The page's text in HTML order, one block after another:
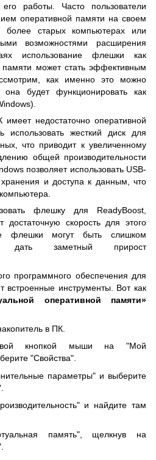
работы. Часто пользователи
оперативной памяти на своем
более старых компьютерах или
возможностями расширения
использование флешки как
памяти может стать эффективным
как именно это можно
будет функционировать как
недостаточно оперативной
жесткий диск для
что приводит к увеличенному
общей производительности
позволяет использовать USB-
и доступа к данным, что
флешку для ReadyBoost,
достаточную скорость для этого
флешки могут быть слишком
дать заметный прирост
программного обеспечения для
встроенные инструменты. Вот как
оперативной памяти»
в ПК.
кнопкой мыши на "Мой
"Свойства".
параметры" и выберите
и найдите там
память", щелкнув на